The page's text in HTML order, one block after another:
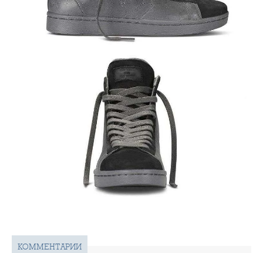
КОММЕНТАРИИ